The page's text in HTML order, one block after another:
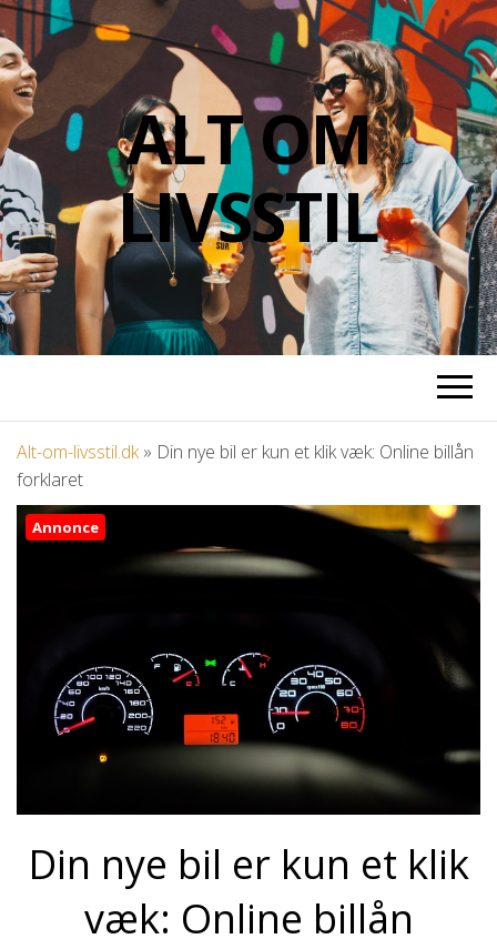
ALT OM
LIVSSTIL
Alt-om-livsstil.dk» Din nye bil er kun et klik væk: Online billån
forklaret
Annonce
Din nye bil er kun et klik
væk: Online billån